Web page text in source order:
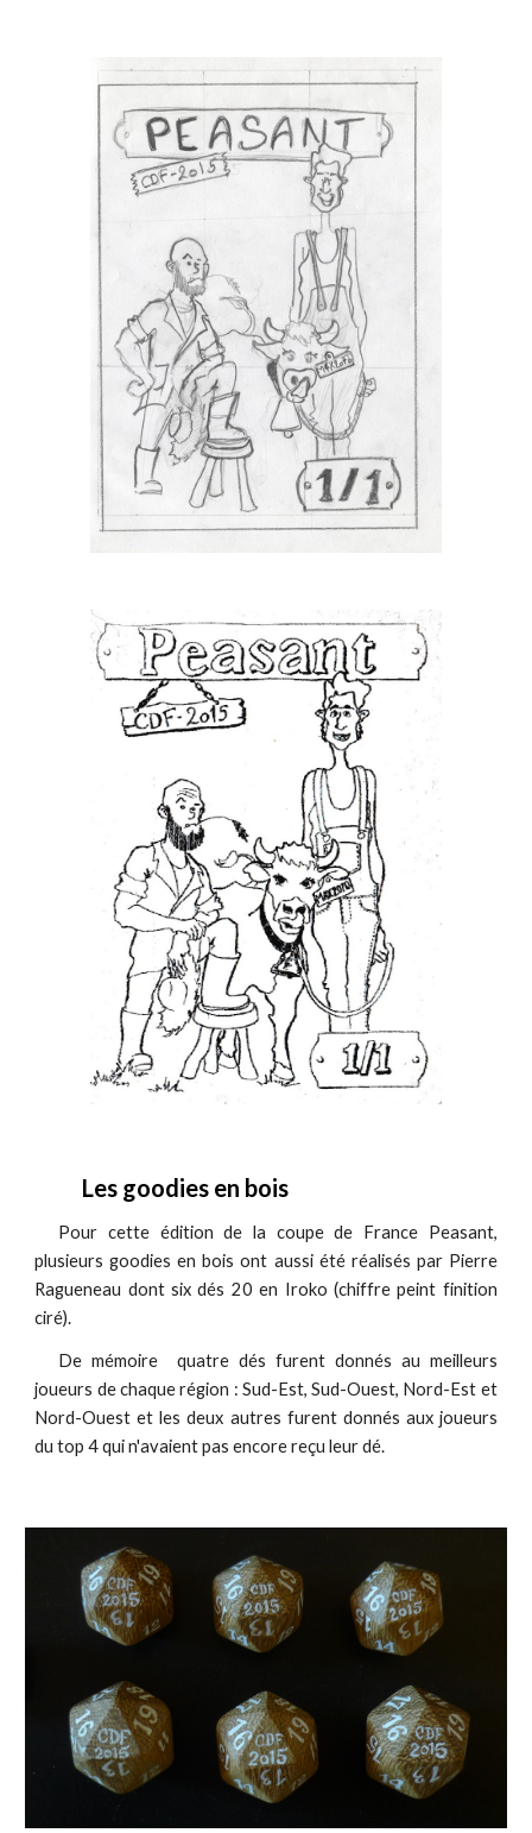
Les goodies en bois
Pour cette édition de la coupe de France Peasant,
plusieurs goodies en bois ont aussi été réalisés par Pierre
Ragueneau dont six dés 20 en Iroko (chiffre peint finition
ciré).
De mémoire quatre dés furent donnés au meilleurs
joueurs de chaque région : Sud-Est, Sud-Ouest, Nord-Est et
Nord-Ouest et les deux autres furent donnés aux joueurs
du top 4 qui n'avaient pas encore reçu leur dé.